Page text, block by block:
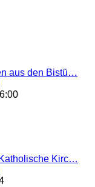
aus den Bistü…
Kirc…